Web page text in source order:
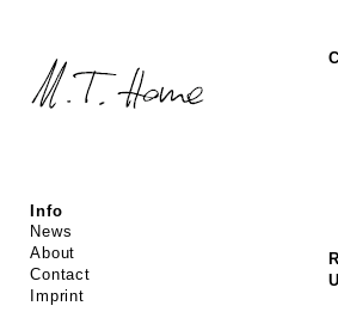
Info
News
About
Contact
Imprint